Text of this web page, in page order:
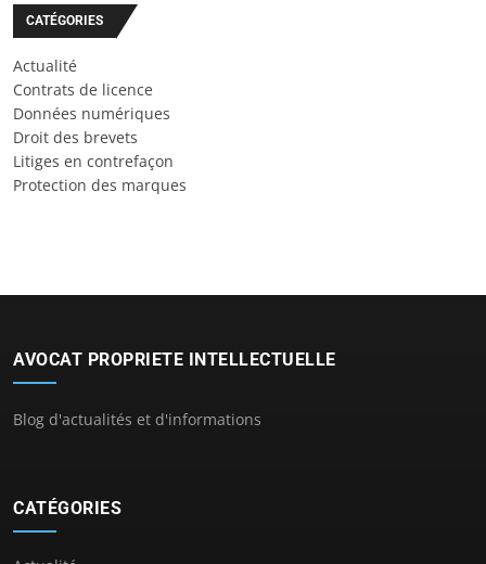
CATÉGORIES
Actualité
Contrats de licence
Données numériques
Droit des brevets
Litiges en contrefaçon
Protection des marques
AVOCAT PROPRIETE INTELLECTUELLE
Blog d'actualités et d'informations
CATÉGORIES